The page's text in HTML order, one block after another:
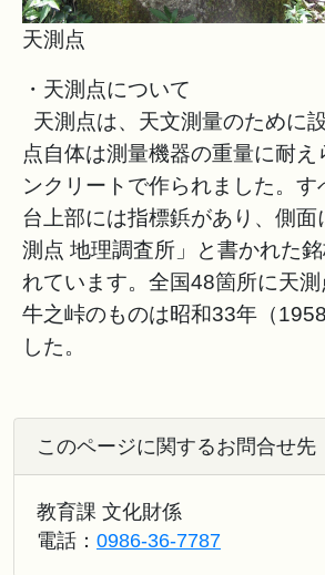
天測点
・天測点について
天測点は、天文測量のために
点自体は測量機器の重量に耐え
ンクリートで作られました。
台上部には指標鋲があり、側面
測点 地理調査所」と書かれた
れています。全国48箇所に天測
牛之峠のものは昭和33年（
した。
このページに関するお問合せ先
教育課 文化財係
電話： 0986-36-7787